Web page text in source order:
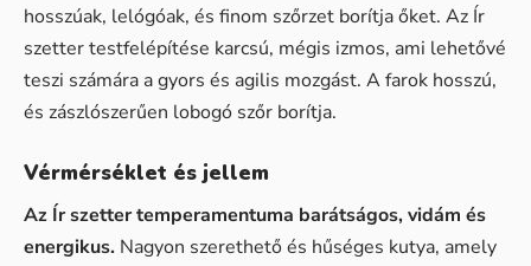
hosszúak, lelógóak, és finom szőrzet borítja őket. Az Ír
szetter testfelépítése karcsú, mégis izmos, ami lehetővé
teszi számára a gyors és agilis mozgást. A farok hosszú,
és zászlószerűen lobogó szőr borítja.
Vérmérséklet és jellem
Az Ír szetter temperamentuma barátságos, vidám és
energikus. Nagyon szerethető és hűséges kutya, amely